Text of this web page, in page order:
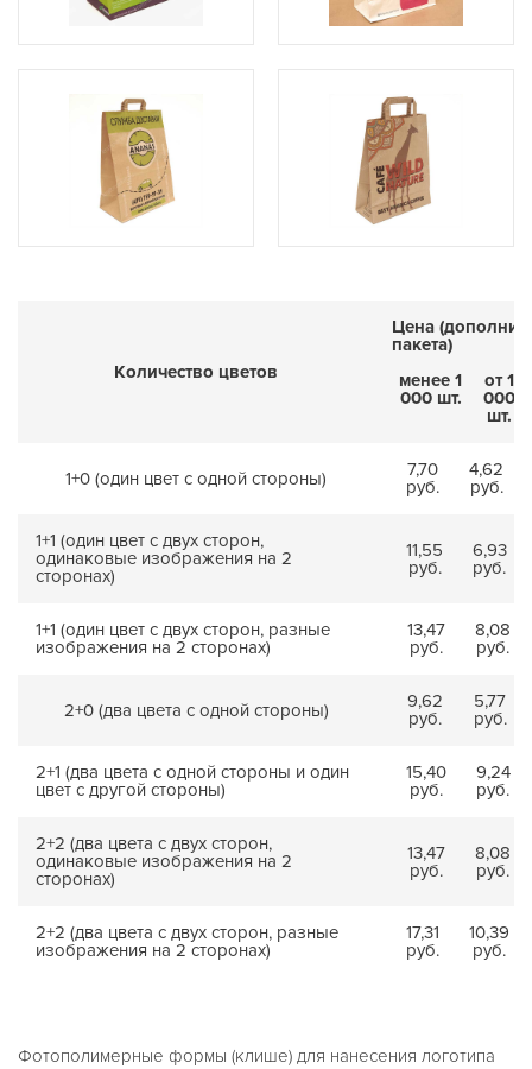
Количество цветов
Цена
пакета)
менее 1
000 шт.
от 1
000
шт.
1+0 (один цвет с одной стороны)
7,70
руб.
4,62
руб.
1+1 (один цвет с двух сторон,
одинаковые изображения на 2
сторонах)
11,55
руб.
6,93
руб.
1+1 (один цвет с двух сторон, разные
изображения на 2 сторонах)
13,47
руб.
8,08
руб.
2+0 (два цвета с одной стороны)
9,62
руб.
5,77
руб.
2+1 (два цвета с одной стороны и один
цвет с другой стороны)
15,40
руб.
9,24
руб.
2+2 (два цвета с двух сторон,
одинаковые изображения на 2
сторонах)
13,47
руб.
8,08
руб.
2+2 (два цвета с двух сторон, разные
изображения на 2 сторонах)
17,31
руб.
10,39
руб.
Фотополимерные формы (клише) для нанесения логотипа